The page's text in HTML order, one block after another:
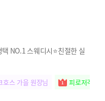
NO.1 스웨디시⭐친절한 실
호스 가을 원장님 피로저격수